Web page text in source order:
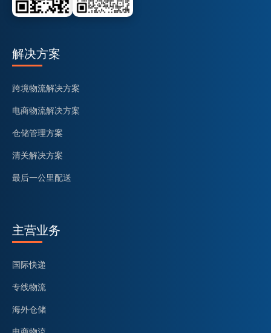
解决方案
跨境物流解决方案
电商物流解决方案
仓储管理方案
清关解决方案
最后一公里配送
主营业务
国际快递
专线物流
海外仓储